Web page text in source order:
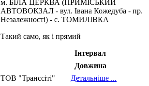
м. БІЛА ЦЕРКВА (ПРИМІСЬКИЙ
АВТОВОКЗАЛ - вул. Івана Кожедуба - пр.
Незалежності) - с. ТОМИЛІВКА
Такий само, як і прямий
Інтервал
Довжина
ТОВ "Транссіті" Детальніше ...